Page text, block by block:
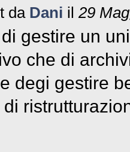
da Dani il 29
gestire un
che di
degi gestire